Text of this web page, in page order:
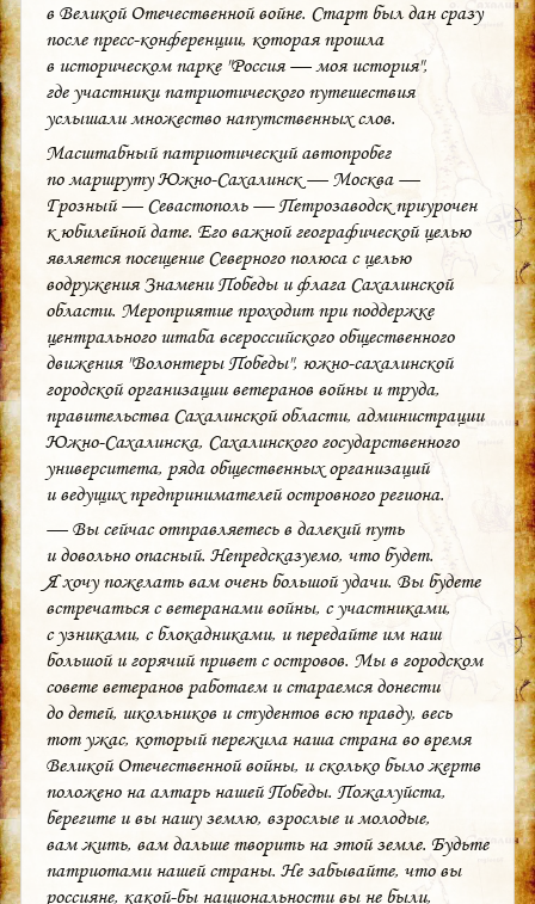
в Великой Отечественной войне. Старт был дан сразу
после пресс-конференции, которая прошла
в историческом парке "Россия — моя история",
где участники патриотического путешествия
услышали множество напутственных слов.
Масштабный патриотический автопробег
по маршруту Южно-Сахалинск — Москва —
Грозный — Севастополь — Петрозаводск приурочен
к юбилейной дате. Его важной географической целью
является посещение Северного полюса с целью
водружения Знамени Победы и флага Сахалинской
области. Мероприятие проходит при поддержке
центрального штаба всероссийского общественного
движения "Волонтеры Победы", южно-сахалинской
городской организации ветеранов войны и труда,
правительства Сахалинской области, администрации
Южно-Сахалинска, Сахалинского государственного
университета, ряда общественных организаций
и ведущих предпринимателей островного региона.
— Вы сейчас отправляетесь в далекий путь
и довольно опасный. Непредсказуемо, что будет.
Я хочу пожелать вам очень большой удачи. Вы будете
встречаться с ветеранами войны, с участниками,
с узниками, с блокадниками, и передайте им наш
большой и горячий привет с островов. Мы в городском
совете ветеранов работаем и стараемся донести
до детей, школьников и студентов всю правду, весь
тот ужас, который пережила наша страна во время
Великой Отечественной войны, и сколько было жертв
положено на алтарь нашей Победы. Пожалуйста,
берегите и вы нашу землю, взрослые и молодые,
вам жить, вам дальше творить на этой земле. Будьте
патриотами нашей страны. Не забывайте, что вы
россияне, какой-бы национальности вы не были,